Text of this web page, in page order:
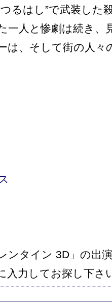
るはし”で武装した
一人と惨劇は続き、
は、そして街の人
ンタイン 3D」の出
入力してお探し下さ